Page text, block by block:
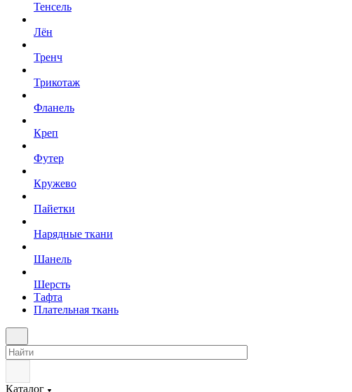
Тенсель
Лён
Тренч
Трикотаж
Фланель
Креп
Футер
Кружево
Пайетки
Нарядные ткани
Шанель
Шерсть
Тафта
Плательная ткань
Каталог